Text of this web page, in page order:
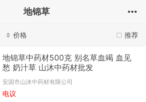
地锦草
推荐
价格
地锦草中药材500克 别名草血竭 血见
愁 奶汁草 山沐中药材批发
安国市山沐中药材有限公司
电议